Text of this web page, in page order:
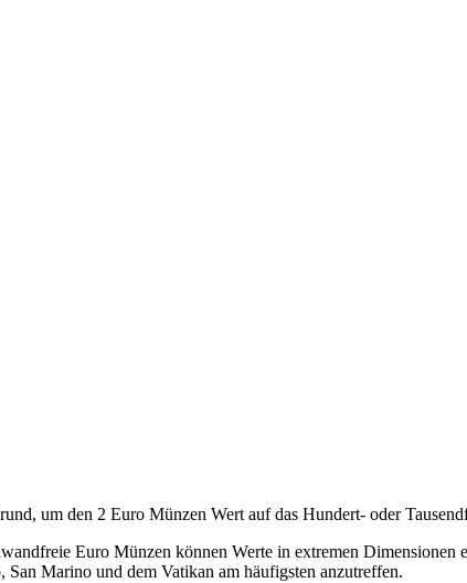
um den 2 Euro Münzen Wert auf das Hundert- oder
Euro Münzen können Werte in extremen
Marino und dem Vatikan am häufigsten anzutreffen.